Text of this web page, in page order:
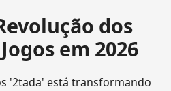
dos
em 2026
'2tada' está transformando